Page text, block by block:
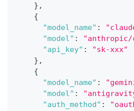
} ,
{
"model_name" :
"model" : "anthropic/
"api_key" :
"sk-xxx"
} ,
{
"model_name" :
"model" :
"auth_method" :